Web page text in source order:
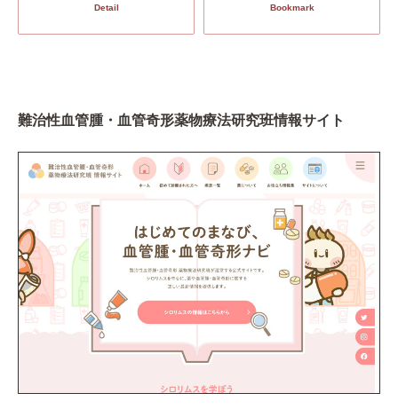
Detail Bookmark
難治性血管腫・血管奇形薬物療法研究班情報サイト